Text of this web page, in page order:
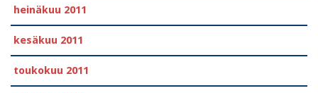
heinäkuu 2011
kesäkuu 2011
toukokuu 2011